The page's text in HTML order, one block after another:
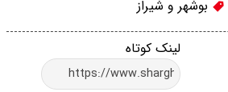
بوشهر و شیراز
لینک کوتاه